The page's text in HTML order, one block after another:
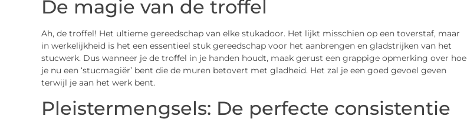
De magie van de troffel
Ah, de troffel! Het ultieme gereedschap van elke stukadoor. Het lijkt misschien op een toverstaf, maar
in werkelijkheid is het een essentieel stuk gereedschap voor het aanbrengen en gladstrijken van het
stucwerk. Dus wanneer je de troffel in je handen houdt, maak gerust een grappige opmerking over hoe
je nu een ‘stucmagiër’ bent die de muren betovert met gladheid. Het zal je een goed gevoel geven
terwijl je aan het werk bent.
Pleistermengsels: De perfecte consistentie